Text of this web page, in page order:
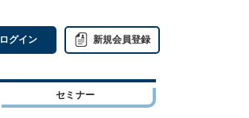
ログイン 新規会員登録
セミナー